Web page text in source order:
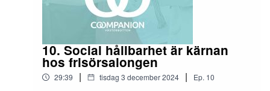
10. Social hållbarhet är kärnan
hos frisörsalongen
29:39 | tisdag 3 december 2024 | Ep. 10